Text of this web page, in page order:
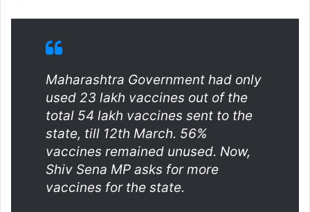
Maharashtra Government had only
used 23 lakh vaccines out of the
total 54 lakh vaccines sent to the
state, till 12th March. 56%
vaccines remained unused. Now,
Shiv Sena MP asks for more
vaccines for the state.